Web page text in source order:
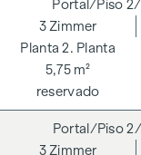
ARNOLD
Viena. Los gastos
más el 20 % de
**El vendedor
contrato del 1,5 %
durante un
2. Planta
3Zimmer
5,75 m²
reservado
2/
3Zimmer